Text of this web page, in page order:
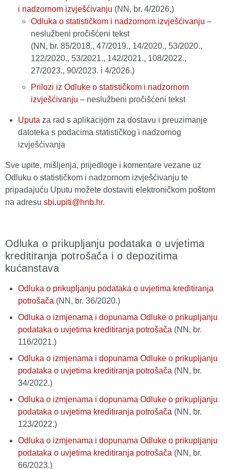
i nadzornom izvješćivanju (NN, br. 4/2026.)
Odluka o statističkom i nadzornom izvješćivanju –
neslužbeni pročišćeni tekst
(NN, br. 85/2018., 47/2019., 14/2020., 53/2020.,
122/2020., 53/2021., 142/2021., 108/2022.,
27/2023., 90/2023. i 4/2026.)
Prilozi iz Odluke o statističkom i nadzornom
izvješćivanju – neslužbeni pročišćeni tekst
Uputa za rad s aplikacijom za dostavu i preuzimanje
datoteka s podacima statističkog i nadzornog
izvješćivanja
Sve upite, mišljenja, prijedloge i komentare vezane uz
Odluku o statističkom i nadzornom izvješćivanju te
pripadajuću Uputu možete dostaviti elektroničkom poštom
na adresu sbi.upiti@hnb.hr.
Odluka o prikupljanju podataka o uvjetima
kreditiranja potrošača i o depozitima
kućanstava
Odluka o prikupljanju podataka o uvjetima kreditiranja
potrošača (NN, br. 36/2020.)
Odluka o izmjenama i dopunama Odluke o prikupljanju
podataka o uvjetima kreditiranja potrošača (NN, br.
116/2021.)
Odluka o izmjenama i dopunama Odluke o prikupljanju
podataka o uvjetima kreditiranja potrošača (NN, br.
34/2022.)
Odluka o izmjenama i dopunama Odluke o prikupljanju
podataka o uvjetima kreditiranja potrošača (NN, br.
123/2022.)
Odluka o izmjenama i dopunama Odluke o prikupljanju
podataka o uvjetima kreditiranja potrošača (NN, br.
66/2023.)